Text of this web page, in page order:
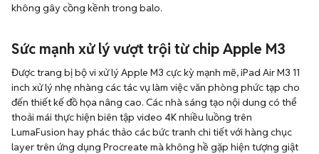
không gây cồng kềnh trong balo.
Sức mạnh xử lý vượt trội từ chip Apple M3
Được trang bị bộ vi xử lý Apple M3 cực kỳ mạnh mẽ, iPad Air M3 11
inch xử lý nhẹ nhàng các tác vụ làm việc văn phòng phức tạp cho
đến thiết kế đồ họa nâng cao. Các nhà sáng tạo nội dung có thể
thoải mái thực hiện biên tập video 4K nhiều luồng trên
LumaFusion hay phác thảo các bức tranh chi tiết với hàng chục
layer trên ứng dụng Procreate mà không hề gặp hiện tượng giật